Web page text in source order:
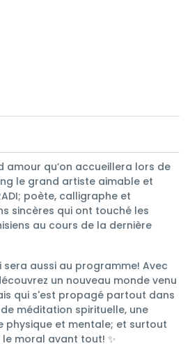
amour qu’on accueillera lors de
le grand artiste aimable et
poète, calligraphe et
sincères qui ont touché les
au cours de la dernière
sera aussi au programme! Avec
un nouveau monde venu
qui s'est propagé partout dans
méditation spirituelle, une
et mentale; et surtout
moral avant tout! ✨